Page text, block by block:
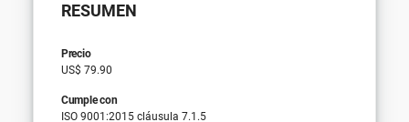
RESUMEN
Precio
US$ 79.90
Cumple con
ISO 9001:2015 cláusula 7.1.5